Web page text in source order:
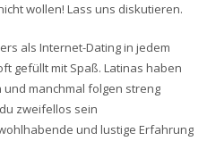
wollen! Lass uns diskutieren.
als Internet-Dating in jedem
gefüllt mit Spaß. Latinas haben
manchmal folgen streng
zweifellos sein
und lustige Erfahrung